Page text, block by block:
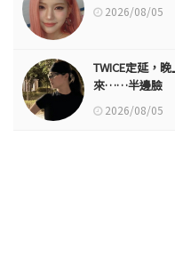
2026/08/05
TWICE定延，
來……半邊臉
2026/08/05